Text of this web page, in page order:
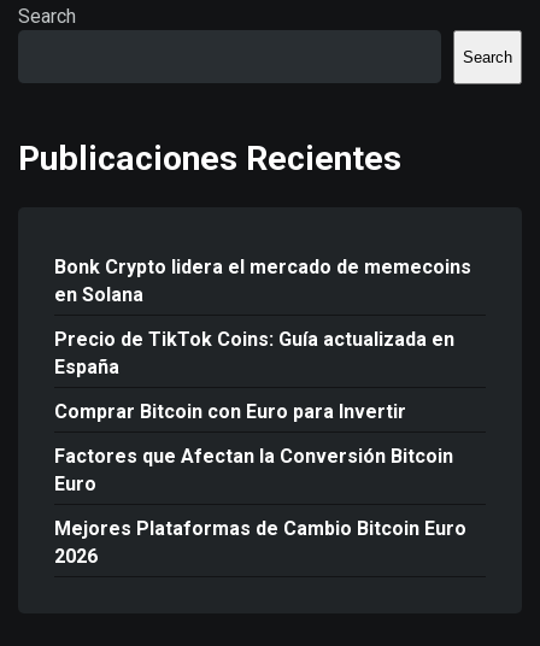
Search
Search
Publicaciones Recientes
Bonk Crypto lidera el mercado de memecoins
en Solana
Precio de TikTok Coins: Guía actualizada en
España
Comprar Bitcoin con Euro para Invertir
Factores que Afectan la Conversión Bitcoin
Euro
Mejores Plataformas de Cambio Bitcoin Euro
2026